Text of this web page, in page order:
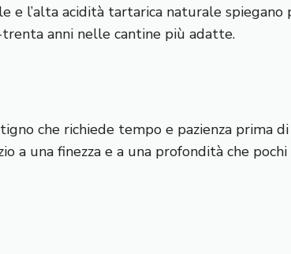
l’alta acidità tartarica naturale spiegano
anni nelle cantine più adatte.
che richiede tempo e pazienza prima
a una finezza e a una profondità che